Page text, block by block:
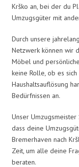
Krško an, bei der du
Umzugsgüter mit
Durch unsere
Netzwerk können wir
Möbel und
keine Rolle, ob es
Haushaltsauflösung
Bedürfnissen an.
Unser
dass deine
Bremerhaven nach
Zeit, um alle deine
beraten.